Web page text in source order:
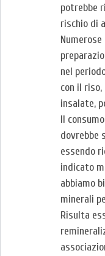
potrebbe
rischio di
nel
con il
insalate,
Il
dovrebbe
essendo
indicato
abbiamo
minerali
Risulta